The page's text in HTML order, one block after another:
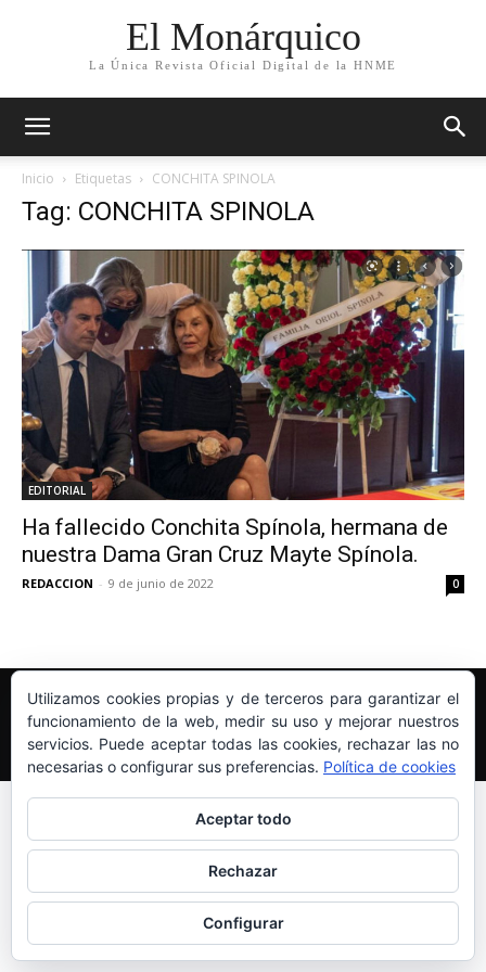
El Monárquico
La Única Revista Oficial Digital de la HNME
Inicio Etiquetas CONCHITA SPINOLA
Tag: CONCHITA SPINOLA
EDITORIAL
Ha fallecido Conchita Spínola, hermana de
nuestra Dama Gran Cruz Mayte Spínola.
REDACCION - 9 de junio de 2022 0
Edición y Redacción Aviso legal
Política de cookies
Más información sobre las cookies
© Newspaper WordPress Theme by TagDiv
Utilizamos cookies propias y de terceros para garantizar el
funcionamiento de la web, medir su uso y mejorar nuestros
servicios. Puede aceptar todas las cookies, rechazar las no
necesarias o configurar sus preferencias. Política de cookies
Aceptar todo
Rechazar
Configurar